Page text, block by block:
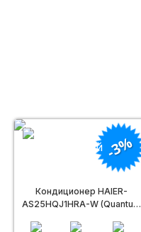
Кондиционер HAIER-
AS25HQJ1HRA-W (Quantum
-3%